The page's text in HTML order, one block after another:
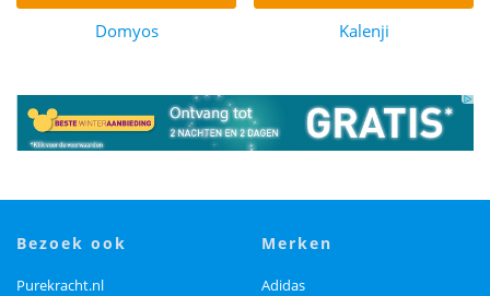
Domyos
Kalenji
bezoek ook
Purekracht.nl
merken
Adidas